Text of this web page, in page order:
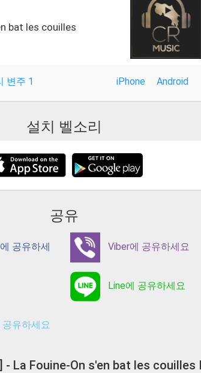
bat les couilles
변주 1 iPhone Android
설치 벨소리
공유
공유하세
Viber에 공유하세요
Line에 공유하세요
유하세요
- La Fouine-On s'en bat les